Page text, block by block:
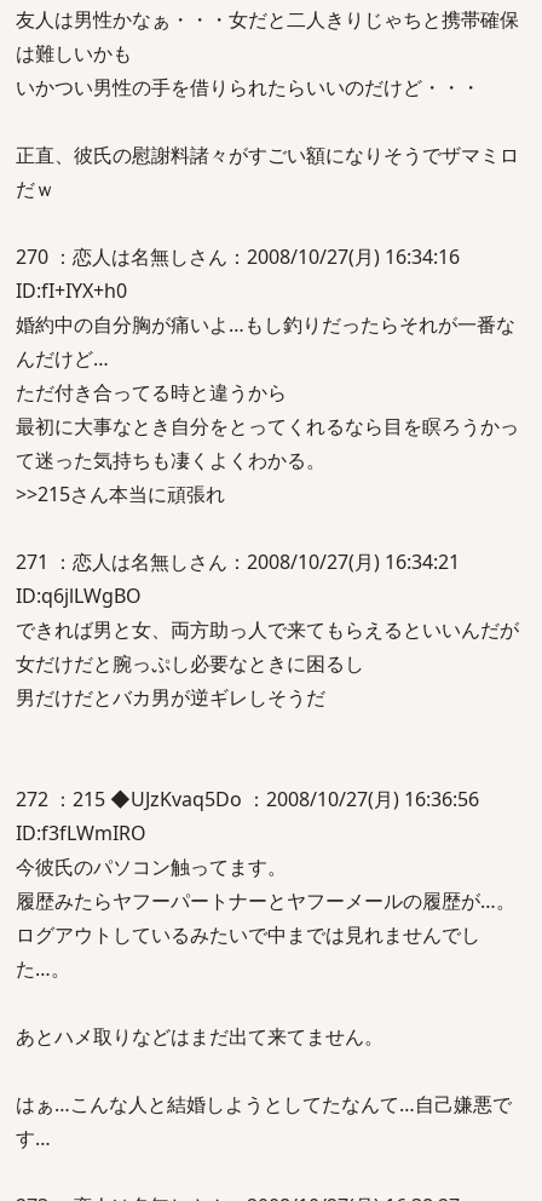
友人は男性かなぁ・・・女だと二人きりじゃちと携帯確保
は難しいかも
いかつい男性の手を借りられたらいいのだけど・・・
正直、彼氏の慰謝料諸々がすごい額になりそうでザマミロ
だｗ
270 ：恋人は名無しさん：2008/10/27(月) 16:34:16
ID:fI+IYX+h0
婚約中の自分胸が痛いよ…もし釣りだったらそれが一番な
んだけど…
ただ付き合ってる時と違うから
最初に大事なとき自分をとってくれるなら目を瞑ろうかっ
て迷った気持ちも凄くよくわかる。
>>215さん本当に頑張れ
271 ：恋人は名無しさん：2008/10/27(月) 16:34:21
ID:q6jlLWgBO
できれば男と女、両方助っ人で来てもらえるといいんだが
女だけだと腕っぷし必要なときに困るし
男だけだとバカ男が逆ギレしそうだ
272 ：215 ◆UJzKvaq5Do ：2008/10/27(月) 16:36:56
ID:f3fLWmIRO
今彼氏のパソコン触ってます。
履歴みたらヤフーパートナーとヤフーメールの履歴が…。
ログアウトしているみたいで中までは見れませんでし
た…。
あとハメ取りなどはまだ出て来てません。
はぁ…こんな人と結婚しようとしてたなんて…自己嫌悪で
す…